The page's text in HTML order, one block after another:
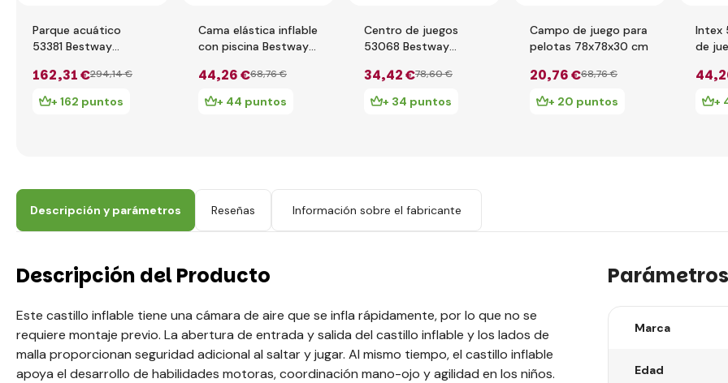
Parque acuático
53381 Bestway
3.40m x 1.52m Beach
Bounce
162,31 €294,14 €
+ 162 puntos
Cama elástica inflable
con piscina Bestway
x 1.02m
44,26 €68,76 €
+ 44 puntos
Centro de juegos
53068 Bestway
Lil' Champ Play
Center
34,42 €78,60 €
+ 34 puntos
Campo de juego para
pelotas 78x78x30 cm
20,76 €68,76 €
+ 20 puntos
Intex
de
cm
44
+
Descripción y parámetros Reseñas Información sobre el fabricante
Descripción del Producto
Este castillo inflable tiene una cámara de aire que se infla rápidamente, por lo que no se
requiere montaje previo. La abertura de entrada y salida del castillo inflable y los lados de
malla proporcionan seguridad adicional al saltar y jugar. Al mismo tiempo, el castillo inflable
apoya el desarrollo de habilidades motoras, coordinación mano-ojo y agilidad en los niños.
Parámetros
Marca
Edad